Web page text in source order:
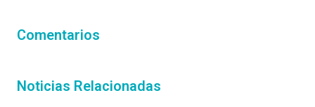
Comentarios
Noticias Relacionadas